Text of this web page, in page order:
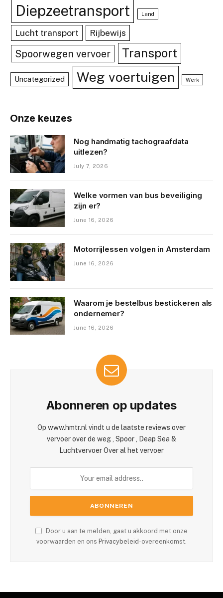
Diepzeetransport Land
Lucht transport Rijbewijs
Spoorwegen vervoer Transport
Uncategorized Weg voertuigen Werk
Onze keuzes
Nog handmatig tachograafdata
uitlezen?
July 7, 2026
Welke vormen van bus beveiliging
zijn er?
June 16, 2026
Motorrijlessen volgen in Amsterdam
June 16, 2026
Waarom je bestelbus bestickeren als
ondernemer?
June 16, 2026
Abonneren op updates
Op www.hmtr.nl vindt u de laatste reviews over
vervoer over de weg , Spoor , Deap Sea &
Luchtvervoer Over al het vervoer
Door u aan te melden, gaat u akkoord met onze
voorwaarden en ons Privacybeleid-overeenkomst.